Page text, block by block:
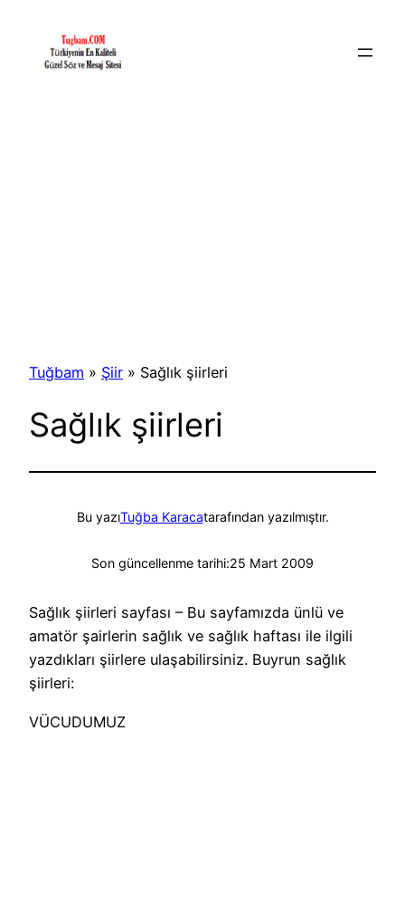
Tuğbam » Şiir » Sağlık şiirleri
Sağlık şiirleri
Bu yazıTuğba Karacatarafından yazılmıştır.
Son güncellenme tarihi:25 Mart 2009
Sağlık şiirleri sayfası – Bu sayfamızda ünlü ve
amatör şairlerin sağlık ve sağlık haftası ile ilgili
yazdıkları şiirlere ulaşabilirsiniz. Buyrun sağlık
şiirleri:
VÜCUDUMUZ